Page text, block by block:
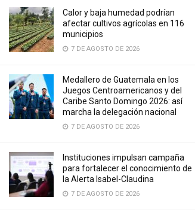
Calor y baja humedad podrían
afectar cultivos agrícolas en 116
municipios
7 DE AGOSTO DE 2026
Medallero de Guatemala en los
Juegos Centroamericanos y del
Caribe Santo Domingo 2026: así
marcha la delegación nacional
7 DE AGOSTO DE 2026
Instituciones impulsan campaña
para fortalecer el conocimiento de
la Alerta Isabel-Claudina
7 DE AGOSTO DE 2026